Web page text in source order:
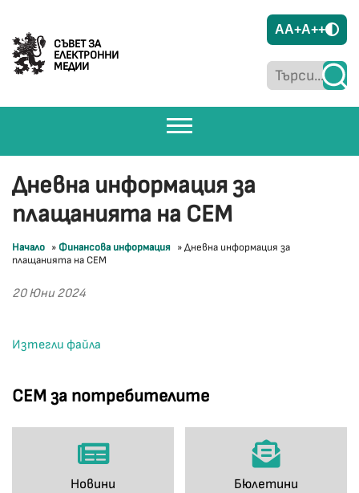
СЪВЕТ ЗА
ЕЛЕКТРОННИ
МЕДИИ
AA+A++
СЕМ за потребителите
Новини Бюлетини
Дневна информация за
плащанията на СЕМ
Начало » Финансова информация »Дневна информация за
плащанията на СЕМ
20 Юни 2024
Изтегли файла